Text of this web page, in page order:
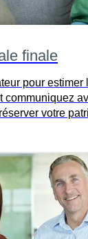
finale
pour estimer
communiquez
votre